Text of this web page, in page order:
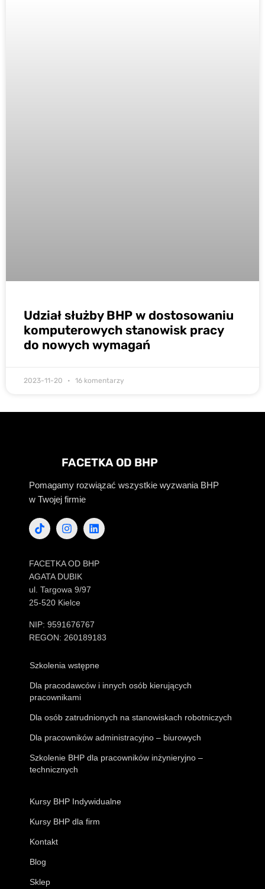
Udział służby BHP w dostosowaniu
komputerowych stanowisk pracy
do nowych wymagań
2023-11-20 16 komentarzy
FACETKA OD BHP
Pomagamy rozwiązać wszystkie wyzwania BHP
w Twojej firmie
FACETKA OD BHP
AGATA DUBIK
ul. Targowa 9/97
25-520 Kielce
NIP: 9591676767
REGON: 260189183
Szkolenia wstępne
Dla pracodawców i innych osób kierujących
pracownikami
Dla osób zatrudnionych na stanowiskach robotniczych
Dla pracowników administracyjno – biurowych
Szkolenie BHP dla pracowników inżynieryjno –
technicznych
Kursy BHP Indywidualne
Kursy BHP dla firm
Kontakt
Blog
Sklep